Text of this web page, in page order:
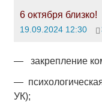
6 октября близко!
19.09.2024 12:30
— закрепление
—
УК);